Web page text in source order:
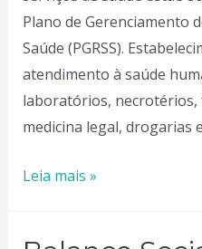
Plano de Gerenciamento
Saúde (PGRSS).
atendimento à saúde
laboratórios, necrotérios,
medicina legal, drogarias
Plano
Leia mais »